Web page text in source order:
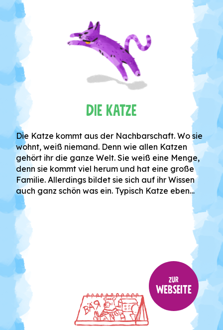
Die Katze
Die Katze kommt aus der Nachbarschaft. Wo sie
wohnt, weiß niemand. Denn wie allen Katzen
gehört ihr die ganze Welt. Sie weiß eine Menge,
denn sie kommt viel herum und hat eine große
Familie. Allerdings bildet sie sich auf ihr Wissen
auch ganz schön was ein. Typisch Katze eben…
ZUR
WEBSEITE